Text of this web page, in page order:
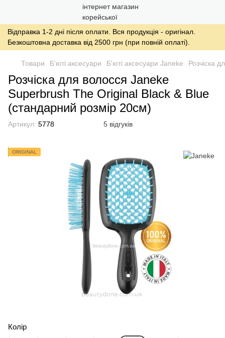
Відправка 1-2 дні після оплати. Вся продукція - оригінал.
Безкоштовна доставка від 2500 грн (при повній оплаті).
Товари Б'юті аксесуари Б'юті аксесуари Janeke Розчіска
Розчіска для волосся Janeke
Superbrush The Original Black & Blue
(стандарний розмір 20см)
Артикул: 5778 5 відгуків
ORIGINAL
Колір